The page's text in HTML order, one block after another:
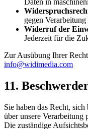
gegen
Widerruf der
Jederzeit für die
Zur Ausübung Ihrer
info@widimedia.com
11.
Sie haben das Recht,
über unsere Verarbeitung
Die zuständige